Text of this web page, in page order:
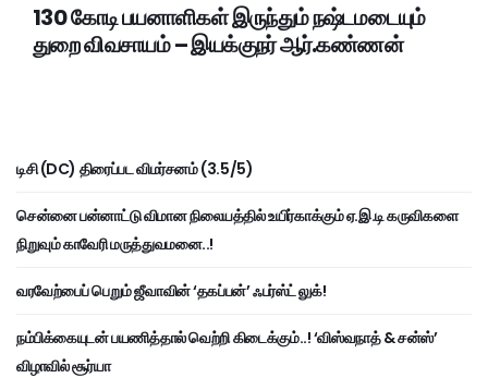
130 கோடி பயனாளிகள் இருந்தும் நஷ்டமடையும்
துறை விவசாயம் – இயக்குநர் ஆர்.கண்ணன்
டிசி (DC) திரைப்பட விமர்சனம் (3.5/5)
சென்னை பன்னாட்டு விமான நிலையத்தில் உயிர்காக்கும் ஏ.இ.டி கருவிகளை
நிறுவும் காவேரி மருத்துவமனை..!
வரவேற்பைப் பெறும் ஜீவாவின் ‘தகப்பன்’ ஃபர்ஸ்ட் லுக்!
நம்பிக்கையுடன் பயணித்தால் வெற்றி கிடைக்கும்..! ‘விஸ்வநாத் & சன்ஸ்’
விழாவில் சூர்யா